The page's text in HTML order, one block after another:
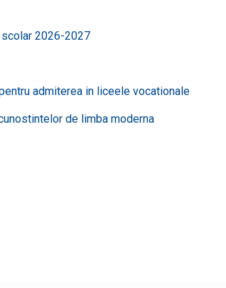
2026-2027
admiterea in liceele vocationale
de limba moderna